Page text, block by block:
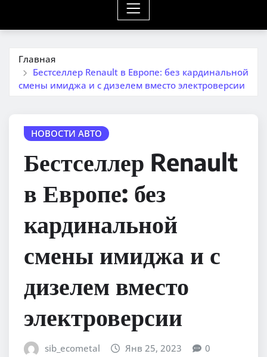
Главная
Бестселлер Renault в Европе: без кардинальной
смены имиджа и с дизелем вместо электроверсии
НОВОСТИ АВТО
Бестселлер Renault
в Европе: без
кардинальной
смены имиджа и с
дизелем вместо
электроверсии
sib_ecometal Янв 25, 2023 0